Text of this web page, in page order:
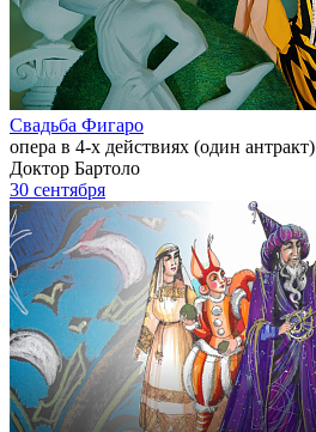
Свадьба Фигаро
опера в 4-х действиях (один антракт)
Доктор Бартоло
30 сентября